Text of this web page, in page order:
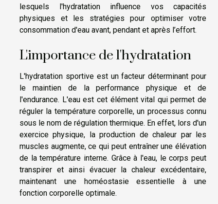
lesquels l'hydratation influence vos capacités
physiques et les stratégies pour optimiser votre
consommation d'eau avant, pendant et après l’effort.
L'importance de l'hydratation
L'hydratation sportive est un facteur déterminant pour
le maintien de la performance physique et de
l'endurance. L'eau est cet élément vital qui permet de
réguler la température corporelle, un processus connu
sous le nom de régulation thermique. En effet, lors d'un
exercice physique, la production de chaleur par les
muscles augmente, ce qui peut entraîner une élévation
de la température interne. Grâce à l'eau, le corps peut
transpirer et ainsi évacuer la chaleur excédentaire,
maintenant une homéostasie essentielle à une
fonction corporelle optimale.